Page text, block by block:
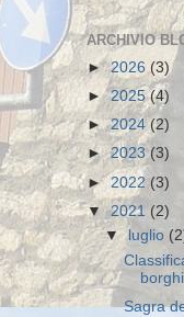
ARCHIVIO
►2026(3)
►2025(4)
►2024(2)
►2023(3)
► 2022 (3)
▼2021 (2)
▼ luglio
Sagra